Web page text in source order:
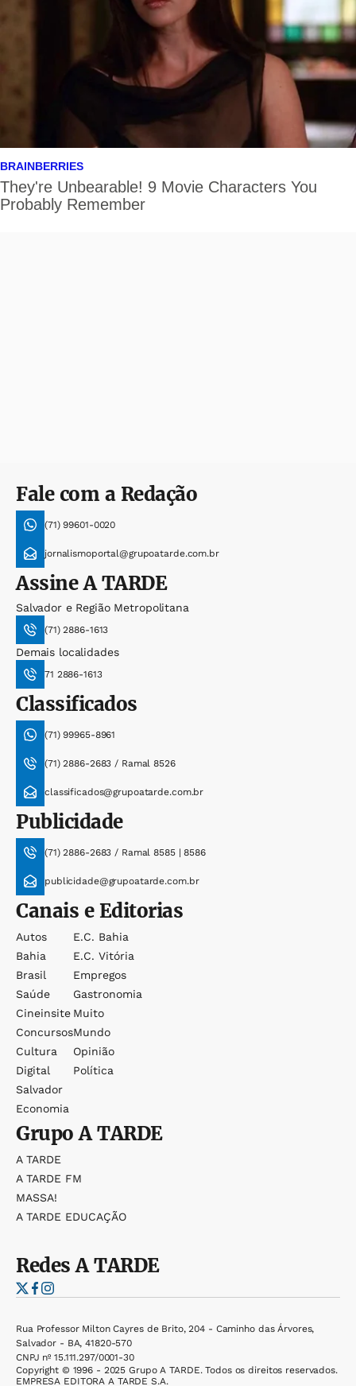
Fale com a Redação
(71) 99601-0020
jornalismoportal@grupoatarde.com.br
AssineA TARDE
Salvador e Região Metropolitana
(71) 2886-1613
Demais localidades
71 2886-1613
Classificados
(71) 99965-8961
(71) 2886-2683 / Ramal 8526
classificados@grupoatarde.com.br
Publicidade
(71) 2886-2683 / Ramal 8585 | 8586
publicidade@grupoatarde.com.br
Canais e Editorias
Autos
Bahia
Brasil
Saúde
Cineinsite
Concursos
Cultura
Digital
Salvador
Economia
E.c. Bahia
E.c. Vitória
Empregos
Gastronomia
Muito
Mundo
Opinião
Política
GrupoA TARDE
A TARDE
A TARDE FM
MASSA!
A TARDE EDUCAÇÃO
RedesA TARDE
Rua Professor Milton Cayres de Brito, 204 - Caminho das Árvores,
Salvador - BA, 41820-570
CNPJ nº 15.111.297/0001-30
Copyright © 1996 - 2025 Grupo A TARDE. Todos os direitos reservados.
EMPRESA EDITORA A TARDE S.A.